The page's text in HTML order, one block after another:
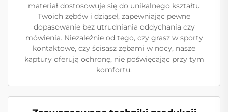
materiał dostosowuje się do unikalnego kształtu
Twoich zębów i dziąseł, zapewniając pewne
dopasowanie bez utrudniania oddychania czy
mówienia. Niezależnie od tego, czy grasz w sporty
kontaktowe, czy ścisasz zębami w nocy, nasze
kaptury oferują ochronę, nie poświęcając przy tym
komfortu.